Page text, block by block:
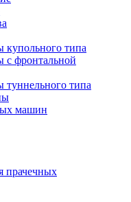
типа
фронтальной
типа
машин
прачечных